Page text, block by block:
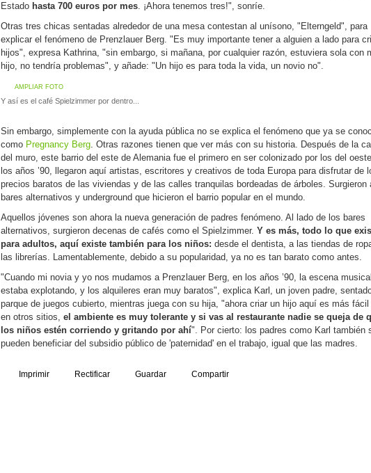
Estado hasta 700 euros por mes. ¡Ahora tenemos tres!", sonríe.
Otras tres chicas sentadas alrededor de una mesa contestan al unísono, "Elterngeld", para
explicar el fenómeno de Prenzlauer Berg. "Es muy importante tener a alguien a lado para
hijos", expresa Kathrina, "sin embargo, si mañana, por cualquier razón, estuviera sola con
hijo, no tendría problemas", y añade: "Un hijo es para toda la vida, un novio no".
AMPLIAR FOTO
Y así es el café Spielzimmer por dentro...
Sin embargo, simplemente con la ayuda pública no se explica el fenómeno que ya se
como Pregnancy Berg. Otras razones tienen que ver más con su historia. Después de la
del muro, este barrio del este de Alemania fue el primero en ser colonizado por los del
los años ’90, llegaron aquí artistas, escritores y creativos de toda Europa para disfrutar de
precios baratos de las viviendas y de las calles tranquilas bordeadas de árboles. Surgieron
bares alternativos y underground que hicieron el barrio popular en el mundo.
Aquellos jóvenes son ahora la nueva generación de padres fenómeno. Al lado de los bares
alternativos, surgieron decenas de cafés como el Spielzimmer. Y es más, todo lo que
para adultos, aquí existe también para los niños: desde el dentista, a las tiendas de
las librerías. Lamentablemente, debido a su popularidad, ya no es tan barato como antes.
"Cuando mi novia y yo nos mudamos a Prenzlauer Berg, en los años ’90, la escena musical
estaba explotando, y los alquileres eran muy baratos", explica Karl, un joven padre,
parque de juegos cubierto, mientras juega con su hija, "ahora criar un hijo aquí es más fácil
en otros sitios, el ambiente es muy tolerante y si vas al restaurante nadie se queja de
los niños estén corriendo y gritando por ahí". Por cierto: los padres como Karl también
pueden beneficiar del subsidio público de 'paternidad' en el trabajo, igual que las madres.
Imprimir Rectificar Guardar Compartir